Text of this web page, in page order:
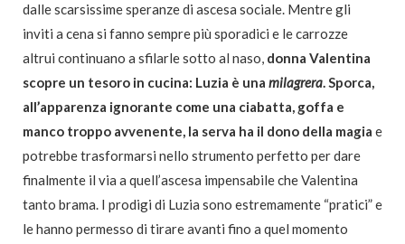
dalle scarsissime speranze di ascesa sociale. Mentre gli
inviti a cena si fanno sempre più sporadici e le carrozze
altrui continuano a sfilarle sotto al naso, donna Valentina
scopre un tesoro in cucina: Luzia è una milagrera. Sporca,
all’apparenza ignorante come una ciabatta, goffa e
manco troppo avvenente, la serva ha il dono della magia e
potrebbe trasformarsi nello strumento perfetto per dare
finalmente il via a quell’ascesa impensabile che Valentina
tanto brama. I prodigi di Luzia sono estremamente “pratici” e
le hanno permesso di tirare avanti fino a quel momento